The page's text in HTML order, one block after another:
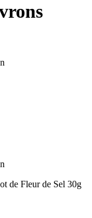
de Fleur de Sel 30g